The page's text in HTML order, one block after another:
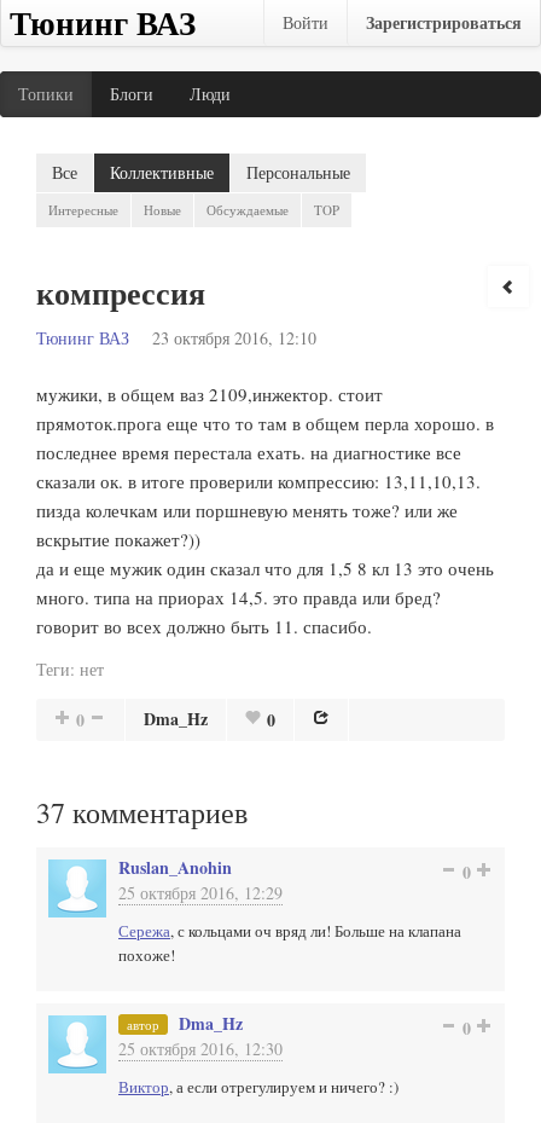
Тюнинг ВАЗ Войти Зарегистрироваться
Топики Блоги Люди
Все Коллективные Персональные
Интересные Новые Обсуждаемые TOP
компрессия
Тюнинг ВАЗ 23 октября 2016, 12:10
мужики, в общем ваз 2109,инжектор. стоит
прямоток.прога еще что то там в общем перла хорошо. в
последнее время перестала ехать. на диагностике все
сказали ок. в итоге проверили компрессию: 13,11,10,13.
пизда колечкам или поршневую менять тоже? или же
вскрытие покажет?))
да и еще мужик один сказал что для 1,5 8 кл 13 это очень
много. типа на приорах 14,5. это правда или бред?
говорит во всех должно быть 11. спасибо.
Теги: нет
0 Dma_Hz 0
37 комментариев
Ruslan_Anohin
25 октября 2016, 12:29
0
Сережа, с кольцами оч вряд ли! Больше на клапана
похоже!
автор Dma_Hz
25 октября 2016, 12:30
0
Виктор, а если отрегулируем и ничего? :)